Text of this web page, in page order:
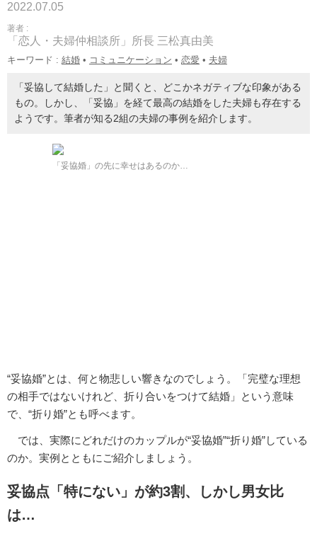
2022.07.05
著者 :
「恋人・夫婦仲相談所」所長 三松真由美
キーワード : 結婚 • コミュニケーション • 恋愛 • 夫婦
「妥協して結婚した」と聞くと、どこかネガティブな印象がある
もの。しかし、「妥協」を経て最高の結婚をした夫婦も存在する
ようです。筆者が知る2組の夫婦の事例を紹介します。
「妥協婚」の先に幸せはあるのか…
“妥協婚”とは、何と物悲しい響きなのでしょう。「完璧な理想
の相手ではないけれど、折り合いをつけて結婚」という意味
で、“折り婚”とも呼べます。
では、実際にどれだけのカップルが“妥協婚”“折り婚”している
のか。実例とともにご紹介しましょう。
妥協点「特にない」が約3割、しかし男女比
は…